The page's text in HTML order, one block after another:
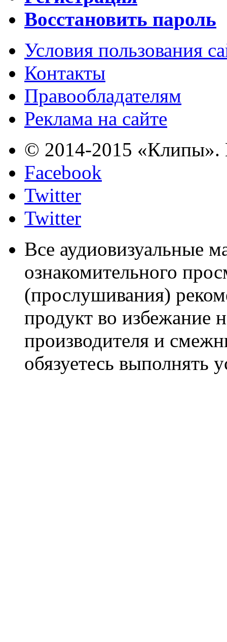
Восстановить пароль
Условия пользования
Контакты
Правообладателям
Реклама на сайте
© 2014-2015 «Клипы».
Facebook
Twitter
Twitter
Все аудиовизуальные
ознакомительного
(прослушивания)
продукт во избежание
производителя и
обязуетесь выполнять